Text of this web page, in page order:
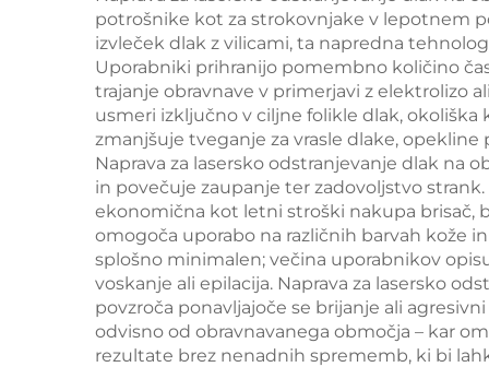
potrošnike kot za strokovnjake v lepotnem
izvleček dlak z vilicami, ta napredna
Uporabniki prihranijo pomembno količino
trajanje obravnave v primerjavi z elektrolizo
usmeri izključno v ciljne folikle dlak,
zmanjšuje tveganje za vrasle dlake,
Naprava za lasersko odstranjevanje dlak na
in povečuje zaupanje ter zadovoljstvo
ekonomična kot letni stroški nakupa brisač,
omogoča uporabo na različnih barvah kože
splošno minimalen; večina uporabnikov
voskanje ali epilacija. Naprava za lasersko
povzroča ponavljajoče se brijanje ali
odvisno od obravnavanega območja – kar
rezultate brez nenadnih sprememb, ki bi